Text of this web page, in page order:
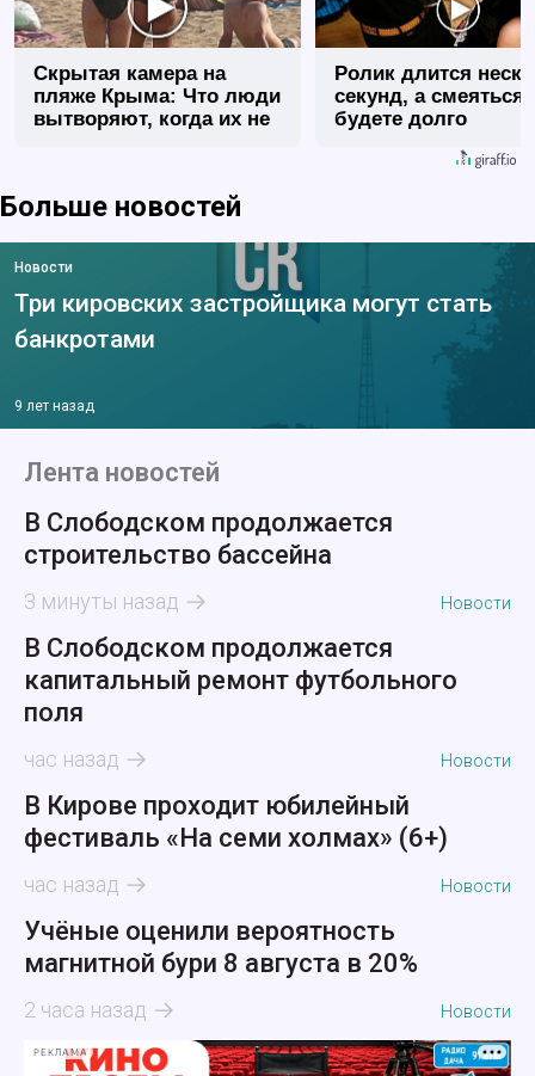
Скрытая камера на
пляже Крыма: Что люди
вытворяют, когда их не
Ролик длится
секунд, а смеяться
будете долго
Больше новостей
Новости
Три кировских застройщика могут стать
банкротами
9 лет назад
Лента новостей
В Слободском продолжается
строительство бассейна
3 минуты назад Новости
В Слободском продолжается
капитальный ремонт футбольного
поля
час назад Новости
В Кирове проходит юбилейный
фестиваль «На семи холмах» (6+)
час назад Новости
Учёные оценили вероятность
магнитной бури 8 августа в 20%
2 часа назад Новости
РЕКЛАМА